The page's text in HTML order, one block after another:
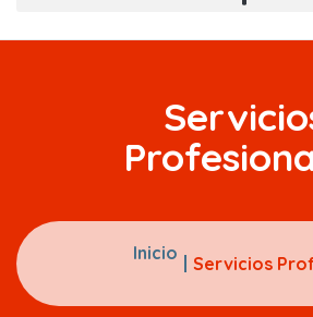
Inicio Servicios